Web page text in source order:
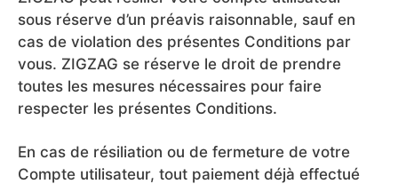
sous réserve d’un préavis raisonnable, sauf en
cas de violation des présentes Conditions par
vous. ZIGZAG se réserve le droit de prendre
toutes les mesures nécessaires pour faire
respecter les présentes Conditions.
En cas de résiliation ou de fermeture de votre
Compte utilisateur, tout paiement déjà effectué